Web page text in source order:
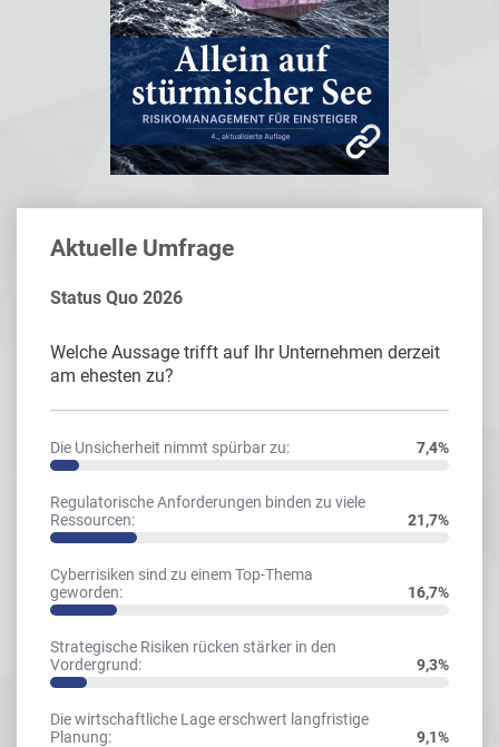
Aktuelle Umfrage
Status Quo 2026
Welche Aussage trifft auf Ihr Unternehmen derzeit
am ehesten zu?
Die Unsicherheit nimmt spürbar zu: 7,4%
Regulatorische Anforderungen binden zu viele
Ressourcen:
21,7%
Cyberrisiken sind zu einem Top-Thema
geworden:
16,7%
Strategische Risiken rücken stärker in den
Vordergrund:
9,3%
Die wirtschaftliche Lage erschwert langfristige
Planung:
9,1%